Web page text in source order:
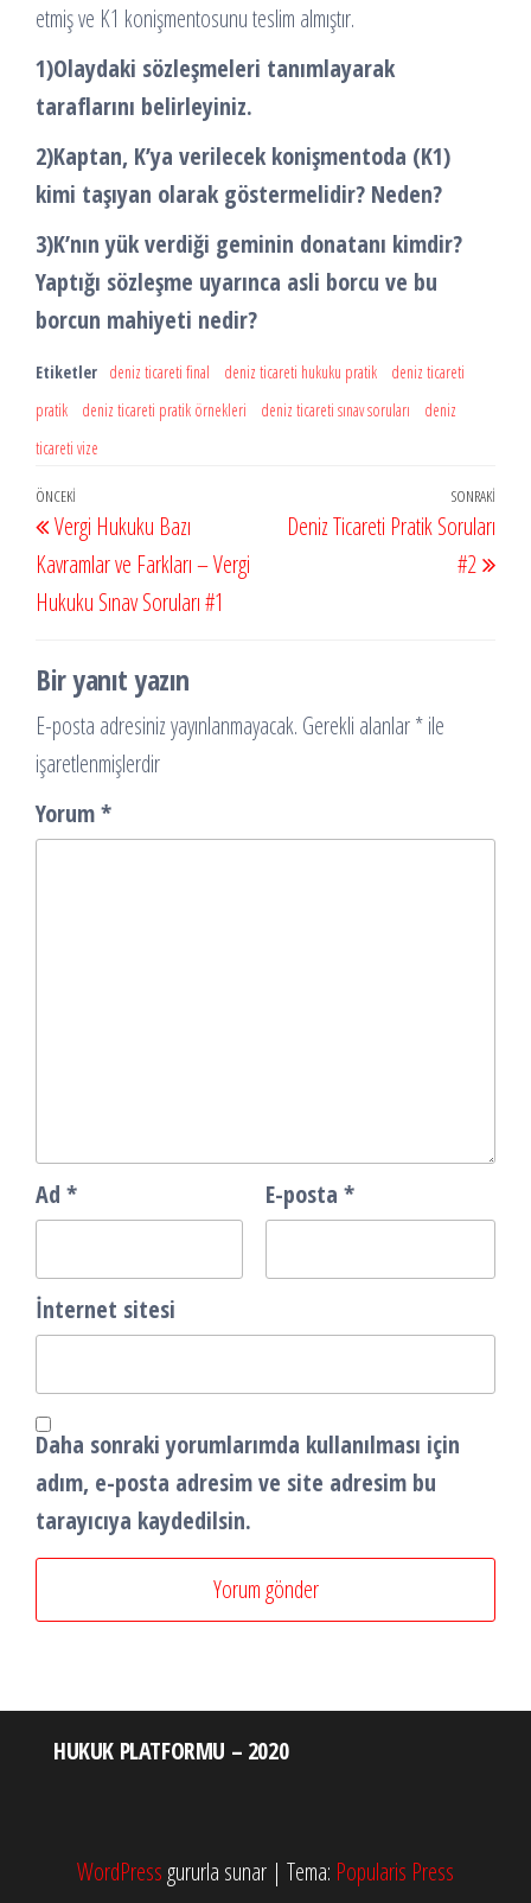
etmiş ve K1 konişmentosunu teslim almıştır.
1)Olaydaki sözleşmeleri tanımlayarak
taraflarını belirleyiniz.
2)Kaptan, K’ya verilecek konişmentoda (K1)
kimi taşıyan olarak göstermelidir? Neden?
3)K’nın yük verdiği geminin donatanı kimdir?
Yaptığı sözleşme uyarınca asli borcu ve bu
borcun mahiyeti nedir?
Etiketler deniz ticareti final deniz ticareti hukuku pratik
deniz ticareti
pratik
deniz ticareti pratik örnekleri deniz ticareti sınav soruları
deniz
ticareti vize
Yazı
gezinmesi
Önceki
Yazı
ÖNCEKI
Vergi Hukuku Bazı
Kavramlar ve Farkları – Vergi
Hukuku Sınav Soruları #1
SONRAKI
Deniz Ticareti Pratik Soruları
#2
Bir yanıt yazın
E-posta adresiniz yayınlanmayacak. Gerekli alanlar*ile
işaretlenmişlerdir
Yorum*
Ad * E-posta *
İnternet sitesi
Daha sonraki yorumlarımda kullanılması için
adım, e-posta adresim ve site adresim bu
tarayıcıya kaydedilsin.
HUKUK PLATFORMU – 2020
WordPress gururla sunar | Tema: Popularis Press